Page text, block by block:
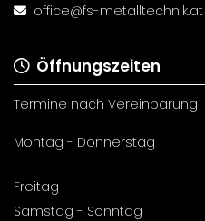
 office@fs-metalltechnik.at
Öffnungszeiten
Termine nach Vereinbarung
Montag - Donnerstag
Freitag
Samstag - Sonntag